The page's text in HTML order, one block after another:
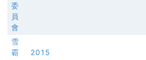
委
員
會
雪
霸
2015